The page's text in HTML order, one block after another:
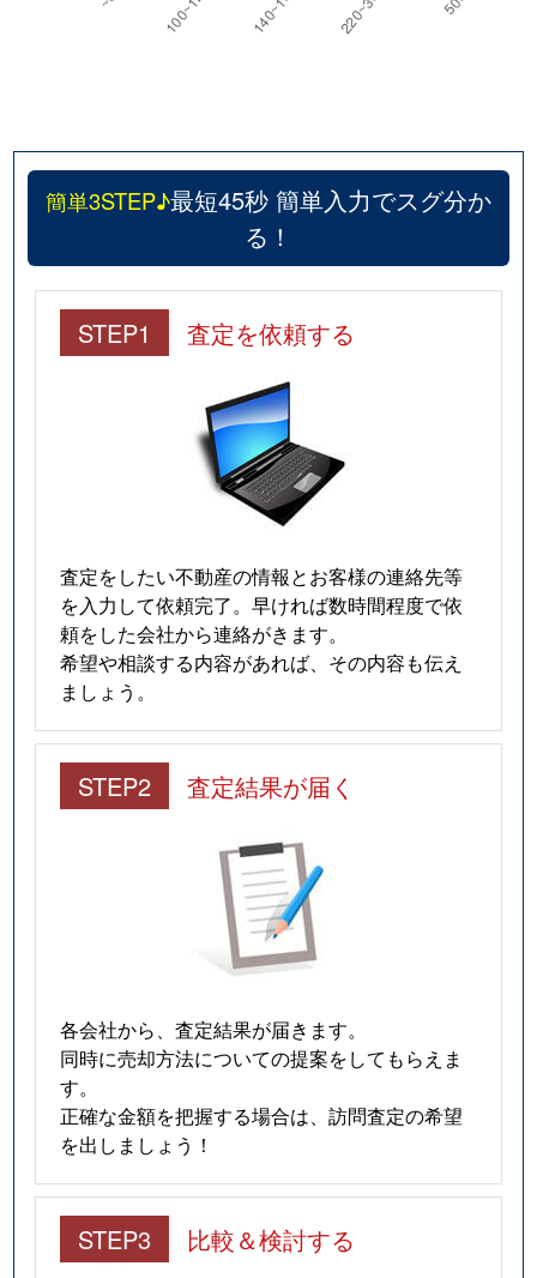
簡単3STEP♪最短45秒 簡単入力でスグ分か
る！
STEP1 査定を依頼する
査定をしたい不動産の情報とお客様の連絡先等
を入力して依頼完了。早ければ数時間程度で依
頼をした会社から連絡がきます。
希望や相談する内容があれば、その内容も伝え
ましょう。
STEP2 査定結果が届く
各会社から、査定結果が届きます。
同時に売却方法についての提案をしてもらえま
す。
正確な金額を把握する場合は、訪問査定の希望
を出しましょう！
STEP3 比較＆検討する